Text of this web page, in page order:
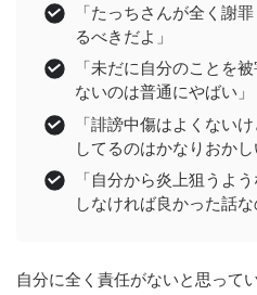
「たっちさんが全く謝
るべきだよ」
「未だに自分のことを
ないのは普通にやばい」
「誹謗中傷はよくない
してるのはかなりおかし
「自分から炎上狙うよ
しなければ良かった話な
自分に全く責任がないと思って